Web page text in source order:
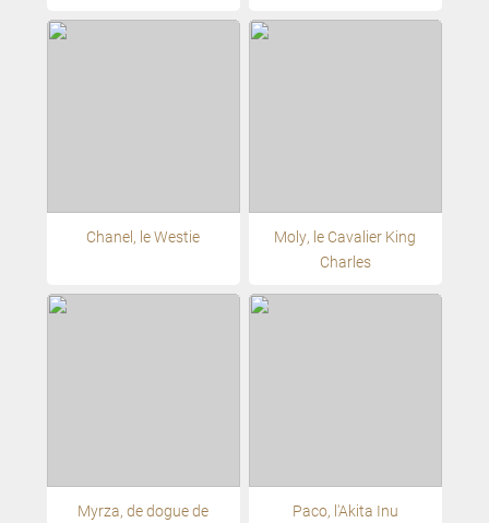
Chanel, le Westie
Moly, le Cavalier King
Charles
Myrza, de dogue de
Paco, l'Akita Inu